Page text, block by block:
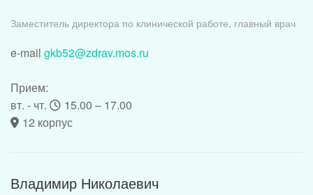
Заместитель директора по клинической работе, главный врач
e-mail gkb52@zdrav.mos.ru
Прием:
вт. - чт.
15.00 – 17.00
12 корпус
Владимир Николаевич